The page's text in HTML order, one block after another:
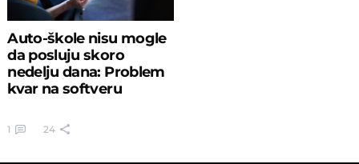
Auto-škole nisu mogle
da posluju skoro
nedelju dana: Problem
kvar na softveru
1 24